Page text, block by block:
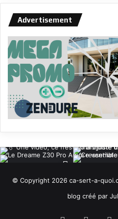
Advertisement
© Copyright 2026 ca-sert-a-
blog créé par